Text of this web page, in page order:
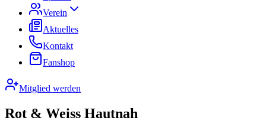
Verein
Aktuelles
Kontakt
Fanshop
Mitglied werden
Rot & Weiss Hautnah